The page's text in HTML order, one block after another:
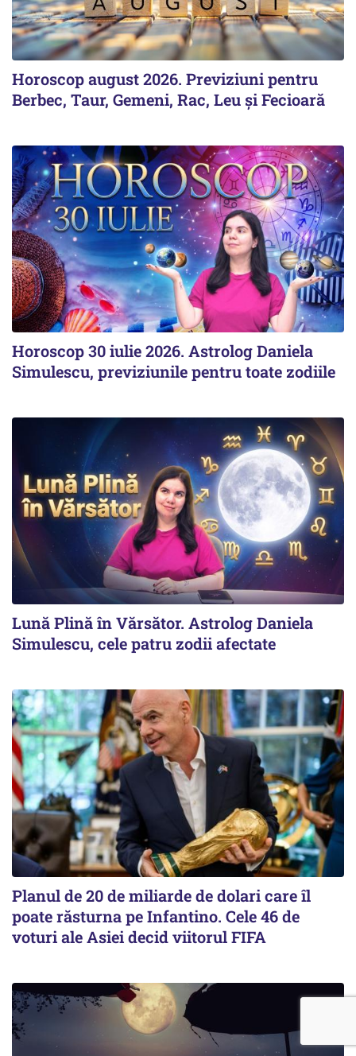
Horoscop august 2026. Previziuni pentru
Berbec, Taur, Gemeni, Rac, Leu și Fecioară
Horoscop 30 iulie 2026. Astrolog Daniela
Simulescu, previziunile pentru toate zodiile
Lună Plină în Vărsător. Astrolog Daniela
Simulescu, cele patru zodii afectate
Planul de 20 de miliarde de dolari care îl
poate răsturna pe Infantino. Cele 46 de
voturi ale Asiei decid viitorul FIFA